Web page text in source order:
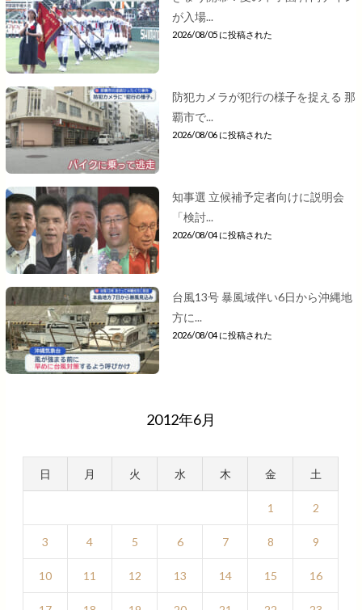
が入場...
2026/08/05 に投稿された
防犯カメラが犯行の様子を捉える 那
覇市で...
2026/08/06 に投稿された
知事選 立候補予定者向けに説明会
「検討...
2026/08/04 に投稿された
台風13号 暴風域伴い6日から沖縄地
方に...
2026/08/04 に投稿された
2012年6月
日 月 火 水 木 金 土
1 2
3 4 5 6 7 8 9
10 11 12 13 14 15 16